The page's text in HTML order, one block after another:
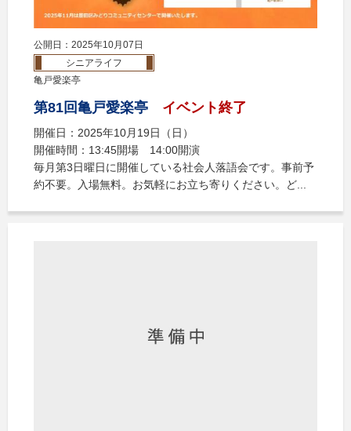
公開日：2025年10月07日
シニアライフ
亀戸愛楽亭
第81回亀戸愛楽亭 イベント終了
開催日：2025年10月19日（日）
開催時間：13:45開場 14:00開演
毎月第3日曜日に開催している社会人落語会です。事前予
約不要。入場無料。お気軽にお立ち寄りください。ど...